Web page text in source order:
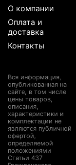
О компании
Оплата и
доставка
Контакты
Вся информация,
опубликованная на
сайте, в том числе
цены товаров,
описания,
характеристики и
комплектации не
являются публичной
офертой,
определяемой
положениями
Статьи 437